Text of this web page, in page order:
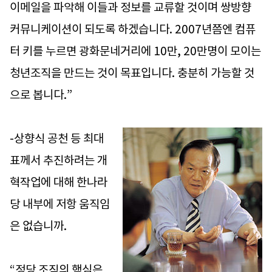
이메일을 파악해 이들과 정보를 교류할 것이며 쌍방향
커뮤니케이션이 되도록 하겠습니다. 2007년쯤엔 컴퓨
터 키를 누르면 광화문네거리에 10만, 20만명이 모이는
청년조직을 만드는 것이 목표입니다. 충분히 가능할 것
으로 봅니다.”
-상향식 공천 등 최대
표께서 추진하려는 개
혁작업에 대해 한나라
당 내부에 저항 움직임
은 없습니까.